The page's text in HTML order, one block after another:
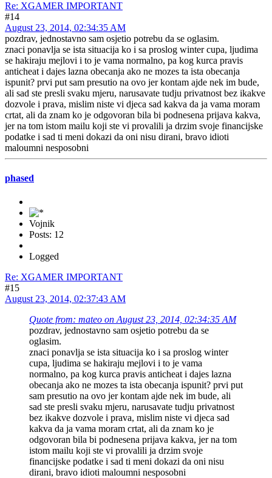
Re: XGAMER IMPORTANT
#14
August 23, 2014, 02:34:35 AM
pozdrav, jednostavno sam osjetio potrebu da se oglasim.
znaci ponavlja se ista situacija ko i sa proslog winter cupa, ljudima
se hakiraju mejlovi i to je vama normalno, pa kog kurca pravis
anticheat i dajes lazna obecanja ako ne mozes ta ista obecanja
ispunit? prvi put sam presutio na ovo jer kontam ajde nek im bude,
ali sad ste presli svaku mjeru, narusavate tudju privatnost bez ikakve
dozvole i prava, mislim niste vi djeca sad kakva da ja vama moram
crtat, ali da znam ko je odgovoran bila bi podnesena prijava kakva,
jer na tom istom mailu koji ste vi provalili ja drzim svoje financijske
podatke i sad ti meni dokazi da oni nisu dirani, bravo idioti
maloumni nesposobni
phased
Vojnik
Posts: 12
Logged
Re: XGAMER IMPORTANT
#15
August 23, 2014, 02:37:43 AM
Quote from: mateo on August 23, 2014, 02:34:35 AM
pozdrav, jednostavno sam osjetio potrebu da se
oglasim.
znaci ponavlja se ista situacija ko i sa proslog winter
cupa, ljudima se hakiraju mejlovi i to je vama
normalno, pa kog kurca pravis anticheat i dajes lazna
obecanja ako ne mozes ta ista obecanja ispunit? prvi put
sam presutio na ovo jer kontam ajde nek im bude, ali
sad ste presli svaku mjeru, narusavate tudju privatnost
bez ikakve dozvole i prava, mislim niste vi djeca sad
kakva da ja vama moram crtat, ali da znam ko je
odgovoran bila bi podnesena prijava kakva, jer na tom
istom mailu koji ste vi provalili ja drzim svoje
financijske podatke i sad ti meni dokazi da oni nisu
dirani, bravo idioti maloumni nesposobni